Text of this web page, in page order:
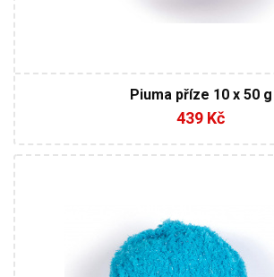
Piuma příze 10 x 50 g
439 Kč
100
175
4